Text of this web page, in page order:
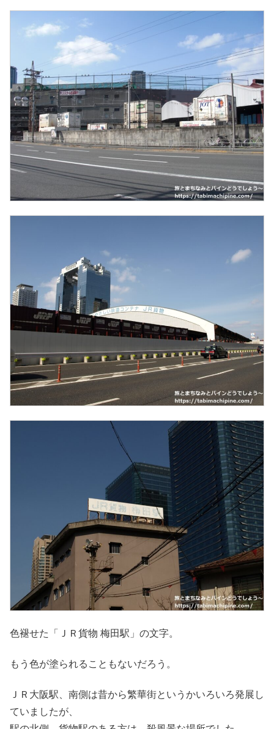
色褪せた「ＪＲ貨物 梅田駅」の文字。
もう色が塗られることもないだろう。
ＪＲ大阪駅、南側は昔から繁華街というかいろいろ発展し
ていましたが、